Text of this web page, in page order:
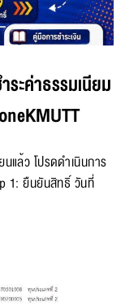
ะค่าธรรมเนียม
แล้ว โปรดดำเนินการ
1: ยืนยันสิทธิ์ วันที่